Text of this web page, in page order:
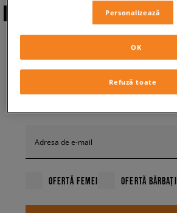
ABONEAZĂ-TE LA
NEWSLETTER
Adresa de e-mail
OFERTĂ FEMEI OFERTĂ BĂRBAȚI
Personalizează
Refuză toate
OK